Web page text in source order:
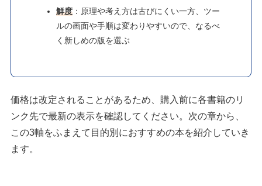
鮮度 ：原理や考え方は古びにくい一方、ツー
ルの画面や手順は変わりやすいので、なるべ
く新しめの版を選ぶ
価格は改定されることがあるため、購入前に各書籍のリ
ンク先で最新の表示を確認してください。次の章から、
この3軸をふまえて目的別におすすめの本を紹介していき
ます。